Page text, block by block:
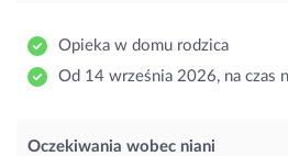
Opieka w domu rodzica
Od 14 września 2026, na czas
Oczekiwania wobec niani